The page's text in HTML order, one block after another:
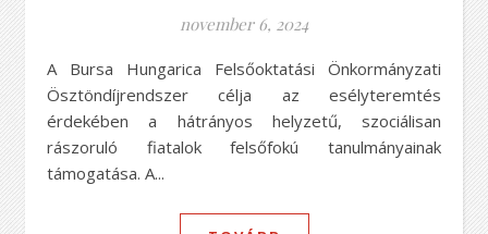
november 6, 2024
A Bursa Hungarica Felsőoktatási Önkormányzati
Ösztöndíjrendszer célja az esélyteremtés
érdekében a hátrányos helyzetű, szociálisan
rászoruló fiatalok felsőfokú tanulmányainak
támogatása. A...